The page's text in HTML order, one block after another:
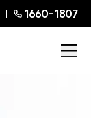
1660-1807